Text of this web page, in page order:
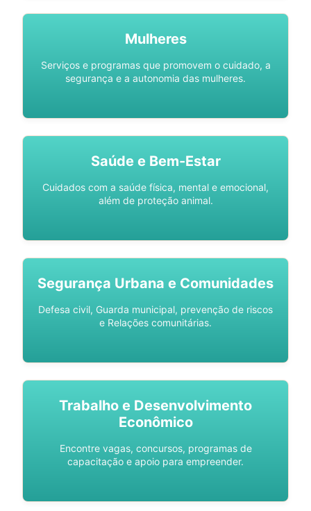
Mulheres
Serviços e programas que promovem o cuidado, a
segurança e a autonomia das mulheres.
Saúde e Bem-Estar
Cuidados com a saúde física, mental e emocional,
além de proteção animal.
Segurança Urbana e Comunidades
Defesa civil, Guarda municipal, prevenção de riscos
e Relações comunitárias.
Trabalho e Desenvolvimento
Econômico
Encontre vagas, concursos, programas de
capacitação e apoio para empreender.